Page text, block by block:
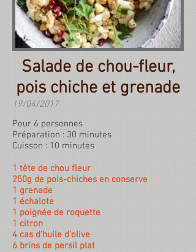
Salade de chou-fleur,
pois chiche et grenade
19/04/2017
Pour 6 personnes
Préparation : 30 minutes
Cuisson : 10 minutes
1 tête de chou fleur
250g de pois-chiches en conserve
1 grenade
1 échalote
1 poignée de roquette
1 citron
4 cas d'huile d'olive
6 brins de persil plat